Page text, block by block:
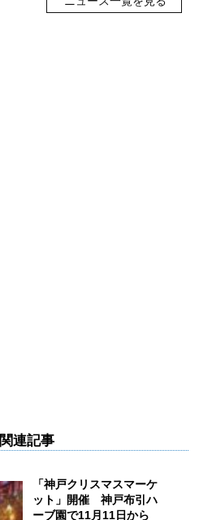
関連記事
「神戸クリスマスマーケ
ット」開催 神戸布引ハ
ーブ園で11月11日から